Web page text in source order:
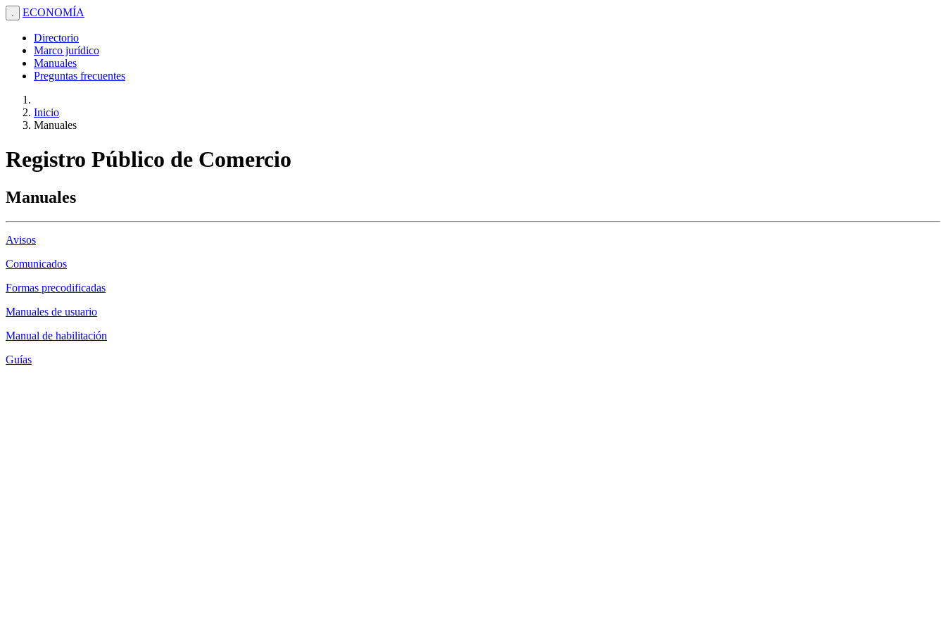
. ECONOMÍA
Directorio
Marco jurídico
Manuales
Preguntas frecuentes
Inicio
Manuales
Registro Público de Comercio
Manuales
Avisos
Comunicados
Formas precodificadas
Manuales de usuario
Manual de habilitación
Guías